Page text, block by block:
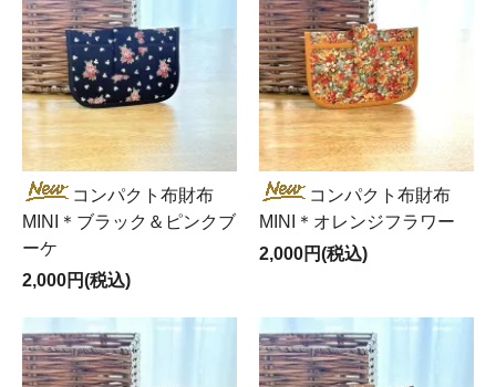
コンパクト布財布
MINI＊ブラック＆ピンクブ
ーケ
2,000円(税込)
コンパクト布財布
MINI＊オレンジフラワー
2,000円(税込)